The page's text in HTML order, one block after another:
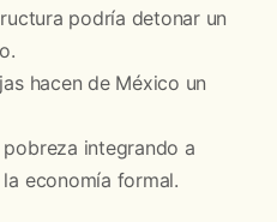
podría detonar un
hacen de México un
integrando a
economía formal.